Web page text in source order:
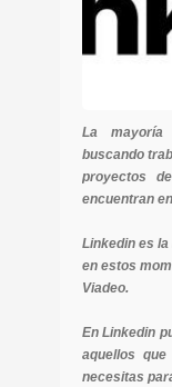
La
buscando
proyectos
encuentran en
Linkedin es
en estos
Viadeo.
En Linkedin
aquellos
necesitas